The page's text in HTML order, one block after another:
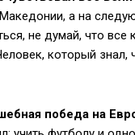
а на
не думай, что
который знал,
победа на